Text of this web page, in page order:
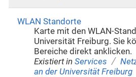
WLAN Standorte
Karte mit den WLAN-
Universität Freiburg. Sie
Bereiche direkt anklicken.
Existiert in Services /
an der Universität Freiburg